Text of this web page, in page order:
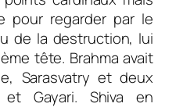
pour regarder par le
de la destruction, lui
tête. Brahma avait
Sarasvatry et deux
et Gayari. Shiva en